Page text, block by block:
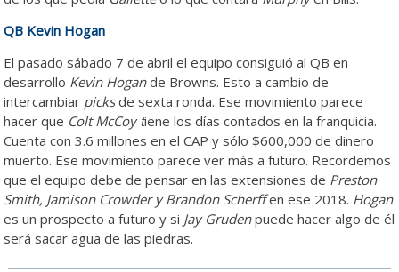
QB Kevin Hogan
El pasado sábado 7 de abril el equipo consiguió al QB en
desarrollo Kevin Hogande Browns. Esto a cambio de
intercambiar picksde sexta ronda. Ese movimiento parece
hacer que Colt McCoy tiene los días contados en la franquicia.
Cuenta con 3.6 millones en el CAP y sólo $600,000 de dinero
muerto. Ese movimiento parece ver más a futuro. Recordemos
que el equipo debe de pensar en las extensiones de Preston
Smith, Jamison Crowder y Brandon Scherffen ese 2018. Hogan
es un prospecto a futuro y si Jay Grudenpuede hacer algo de él
será sacar agua de las piedras.